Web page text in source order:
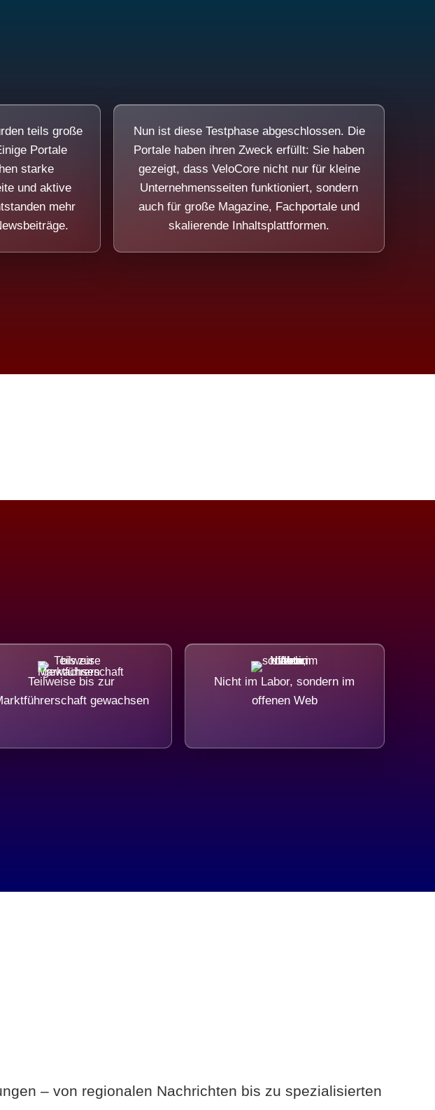
teils große
Portale
starke
und aktive
mehr
Nun ist diese Testphase abgeschlossen. Die
Portale haben ihren Zweck erfüllt: Sie haben
gezeigt, dass VeloCore nicht nur für kleine
Unternehmensseiten funktioniert, sondern
auch für große Magazine, Fachportale und
skalierende Inhaltsplattformen.
Teilweise bis zur
gewachsen
Nicht im Labor, sondern im
offenen Web
– von regionalen Nachrichten bis zu spezialisierten